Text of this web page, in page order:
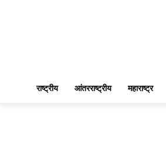
राष्ट्रीय आंतरराष्ट्रीय महाराष्ट्र